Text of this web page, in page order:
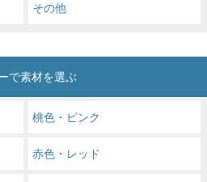
その他
で素材を選ぶ
桃色・ピンク
赤色・レッド